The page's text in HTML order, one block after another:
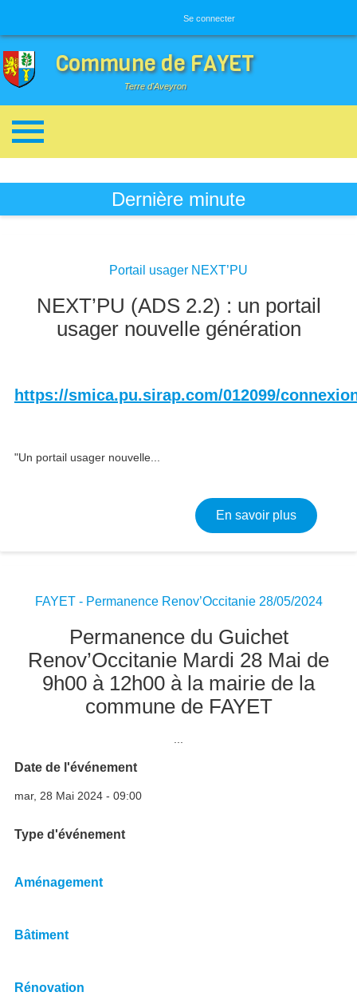
Se connecter
Commune de FAYET
Terre d'Aveyron
Dernière minute
Portail usager NEXT’PU
NEXT’PU (ADS 2.2) : un portail
usager nouvelle génération
https://smica.pu.sirap.com/012099/
"Un portail usager nouvelle...
En savoir plussur Portail
FAYET - Permanence Renov’Occitanie 28/05/2024
Permanence du Guichet
Renov’Occitanie Mardi 28 Mai de
9h00 à 12h00 à la mairie de la
commune de FAYET
Date de l'événement
mar, 28 Mai 2024 - 09:00
Type d'événement
Aménagement
Bâtiment
Rénovation